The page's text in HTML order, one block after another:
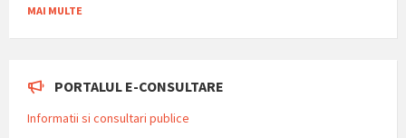
MAI MULTE
PORTALUL E-CONSULTARE
Informatii si consultari publice